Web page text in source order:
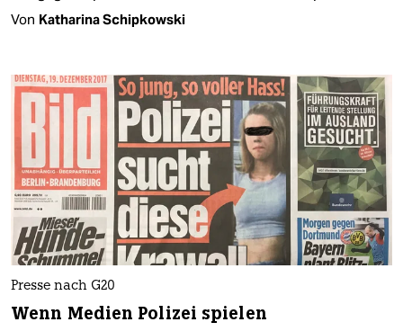
Von Katharina Schipkowski
Presse nach G20
Wenn Medien Polizei spielen